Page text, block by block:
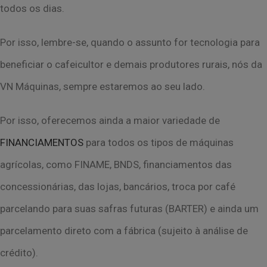
todos os dias.
Por isso, lembre-se, quando o assunto for tecnologia para
beneficiar o cafeicultor e demais produtores rurais, nós da
VN Máquinas, sempre estaremos ao seu lado.
Por isso, oferecemos ainda a maior variedade de
FINANCIAMENTOS para todos os tipos de máquinas
agrícolas, como FINAME, BNDS, financiamentos das
concessionárias, das lojas, bancários, troca por café
parcelando para suas safras futuras (BARTER) e ainda um
parcelamento direto com a fábrica (sujeito à análise de
crédito).